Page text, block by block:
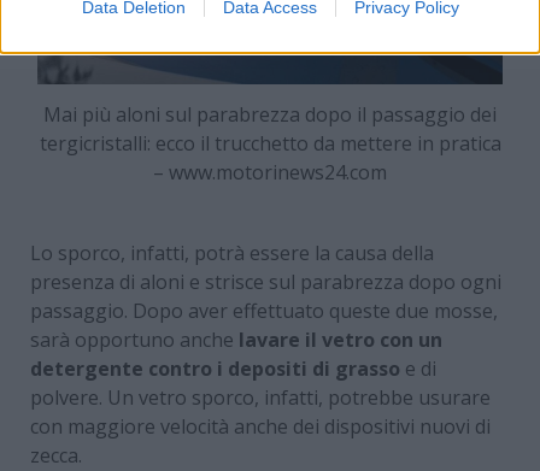
Data Deletion Data Access Privacy Policy
Mai più aloni sul parabrezza dopo il passaggio dei
tergicristalli: ecco il trucchetto da mettere in pratica
– www.motorinews24.com
Lo sporco, infatti, potrà essere la causa della
presenza di aloni e strisce sul parabrezza dopo ogni
passaggio. Dopo aver effettuato queste due mosse,
sarà opportuno anche lavare il vetro con un
detergente contro i depositi di grasso e di
polvere. Un vetro sporco, infatti, potrebbe usurare
con maggiore velocità anche dei dispositivi nuovi di
zecca.